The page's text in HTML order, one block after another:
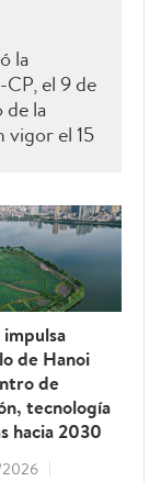
la
el 9 de
de la
vigor el 15
de
Digital
de Hanoi
de
tecnología
hacia 2030